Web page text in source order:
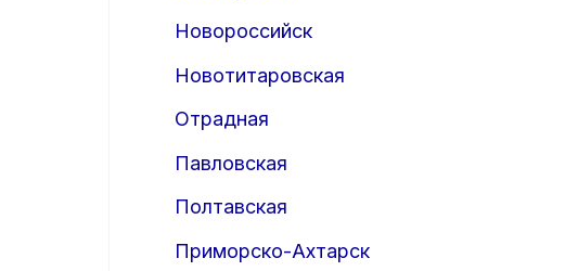
Новороссийск
Новотитаровская
Отрадная
Павловская
Полтавская
Приморско-Ахтарск